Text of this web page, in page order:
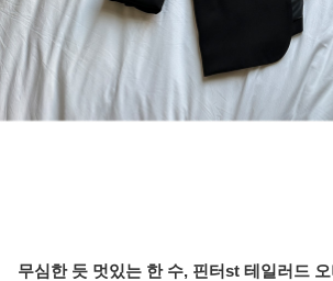
무심한 듯 멋있는 한 수, 핀터st 테일러드